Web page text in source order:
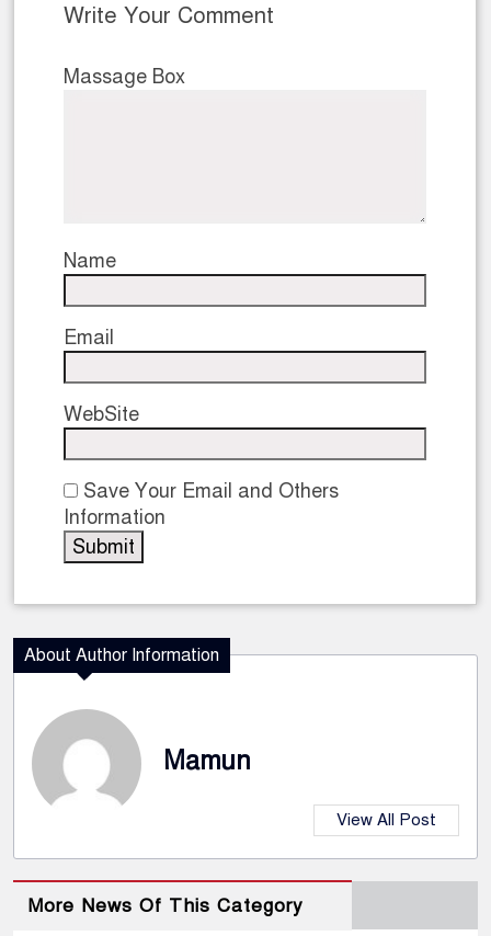
Write Your Comment
Massage Box
Name
Email
WebSite
Save Your Email and Others
Information
About Author Information
Mamun
View All Post
More News Of This Category